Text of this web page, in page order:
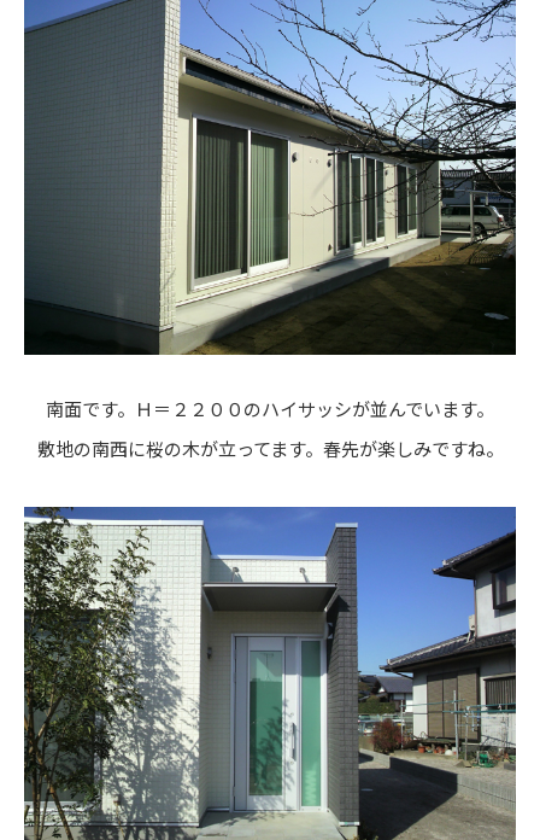
南面です。Ｈ＝２２００のハイサッシが並んでいます。
敷地の南西に桜の木が立ってます。春先が楽しみですね。